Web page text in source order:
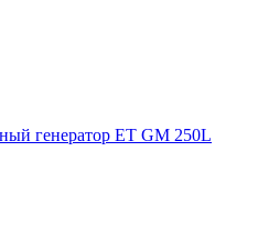
генератор ET GM 250L